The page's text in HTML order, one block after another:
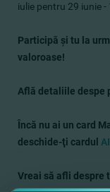
iulie pentru 29 iunie -
Participă şi tu la
valoroase!
Află detaliile despe
Încă nu ai un card
deschide-ţi cardul
Vreai să afli despre